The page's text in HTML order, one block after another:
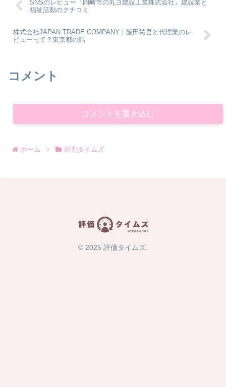
SNSのレビュー『岡崎市の丸ヨ建設工業株式会社』建設業と
福祉活動のクチコミ
株式会社JAPAN TRADE COMPANY｜飯田祐吾と代理業のレ
ビューって？東京都の話
コメント
コメントを書き込む
ホーム 評判タイムズ
© 2025 評価タイムズ.